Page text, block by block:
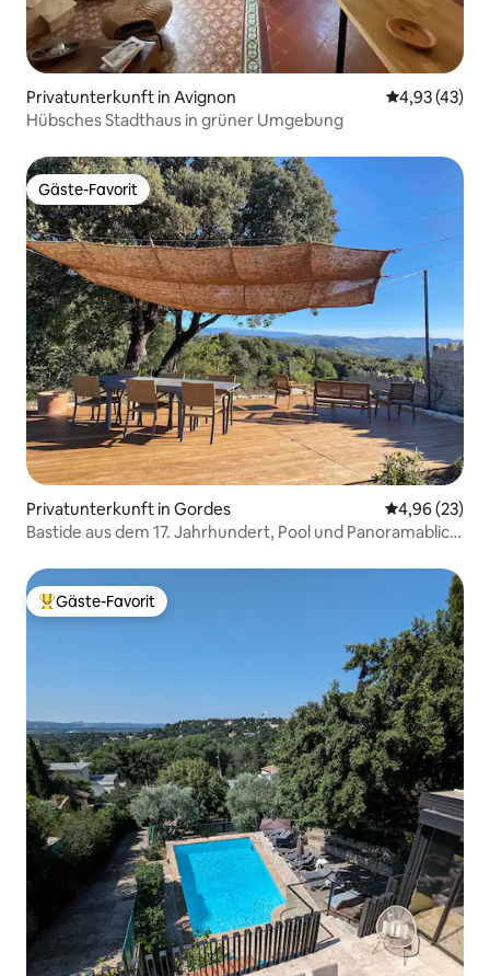
Privatunterkunft in Avignon
4,93 (43)
Hübsches Stadthaus in grüner Umgebung
Gäste-Favorit
Gäste-Favorit
Privatunterkunft in Gordes
4,96 (23)
Bastide aus dem 17. Jahrhundert, Pool und Panoramablick
Beliebter Gäste-Favorit.
Gäste-Favorit